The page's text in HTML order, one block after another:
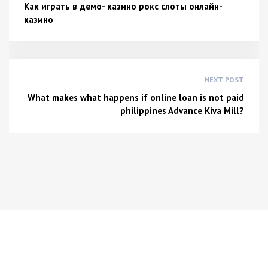
Как играть в демо- казино рокс слоты онлайн-
казино
NEXT POST
What makes what happens if online loan is not paid
philippines Advance Kiva Mill?